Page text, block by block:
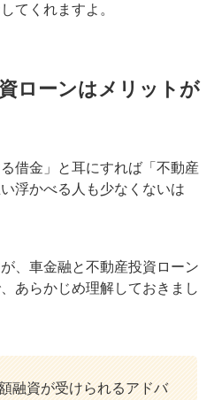
てくれますよ。
ローンはメリットが
借金」と耳にすれば「不動産
浮かべる人も少なくないは
、車金融と不動産投資ローン
あらかじめ理解しておきまし
融資が受けられるアドバ